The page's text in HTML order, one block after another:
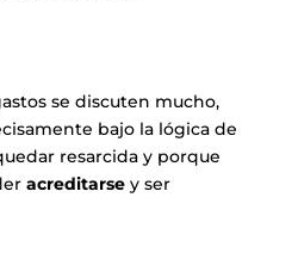
se discuten mucho,
bajo la lógica de
resarcida y porque
acreditarsey ser